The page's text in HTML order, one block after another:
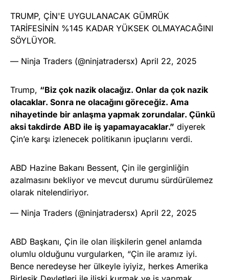
TRUMP, ÇİN'E UYGULANACAK GÜMRÜK
TARİFESİNİN %145 KADAR YÜKSEK OLMAYACAĞINI
SÖYLÜYOR.
— Ninja Traders (@ninjatradersx) April 22, 2025
Trump, “Biz çok nazik olacağız. Onlar da çok nazik
olacaklar. Sonra ne olacağını göreceğiz. Ama
nihayetinde bir anlaşma yapmak zorundalar. Çünkü
aksi takdirde ABD ile iş yapamayacaklar.” diyerek
Çin’e karşı izlenecek politikanın ipuçlarını verdi.
ABD Hazine Bakanı Bessent, Çin ile gerginliğin
azalmasını bekliyor ve mevcut durumu sürdürülemez
olarak nitelendiriyor.
— Ninja Traders (@ninjatradersx) April 22, 2025
ABD Başkanı, Çin ile olan ilişkilerin genel anlamda
olumlu olduğunu vurgularken, “Çin ile aramız iyi.
Bence neredeyse her ülkeyle iyiyiz, herkes Amerika